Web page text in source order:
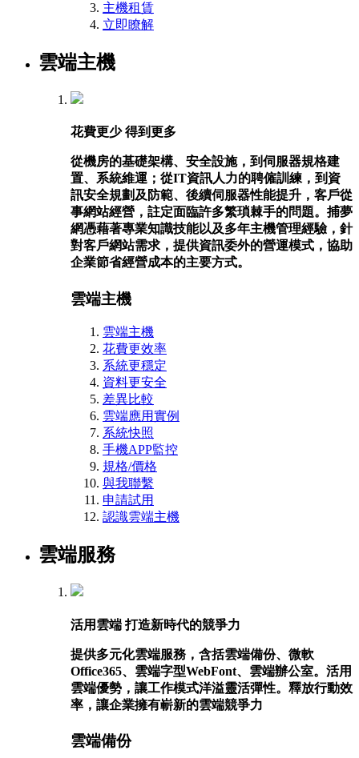
主機租賃
立即瞭解
雲端主機
花費更少 得到更多
從機房的基礎架構、安全設施，到伺服器規格建
置、系統維運；從IT資訊人力的聘僱訓練，到資
訊安全規劃及防範、後續伺服器性能提升，客戶從
事網站經營，註定面臨許多繁瑣棘手的問題。捕夢
網憑藉著專業知識技能以及多年主機管理經驗，針
對客戶網站需求，提供資訊委外的營運模式，協助
企業節省經營成本的主要方式。
雲端主機
雲端主機
花費更效率
系統更穩定
資料更安全
差異比較
雲端應用實例
系統快照
手機APP監控
規格/價格
與我聯繫
申請試用
認識雲端主機
雲端服務
活用雲端 打造新時代的競爭力
提供多元化雲端服務，含括雲端備份、微軟
Office365、雲端字型WebFont、雲端辦公室。活用
雲端優勢，讓工作模式洋溢靈活彈性。釋放行動效
率，讓企業擁有嶄新的雲端競爭力
雲端備份